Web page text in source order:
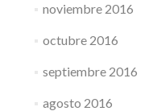
noviembre 2016
octubre 2016
septiembre 2016
agosto 2016